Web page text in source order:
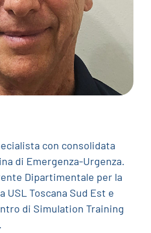
con consolidata
di Emergenza-Urgenza.
Dipartimentale per la
USL Toscana Sud Est e
di Simulation Training